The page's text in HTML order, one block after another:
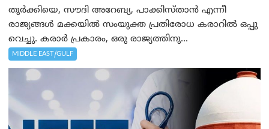
തുർക്കിയെ, സൗദി അറേബ്യ, പാക്കിസ്താന്‍ എന്നീ
രാജ്യങ്ങൾ മക്കയിൽ സംയുക്ത പ്രതിരോധ കരാറിൽ ഒപ്പു
വെച്ചു. കരാർ പ്രകാരം, ഒരു രാജ്യത്തിനു...
MIDDLE EAST/GULF